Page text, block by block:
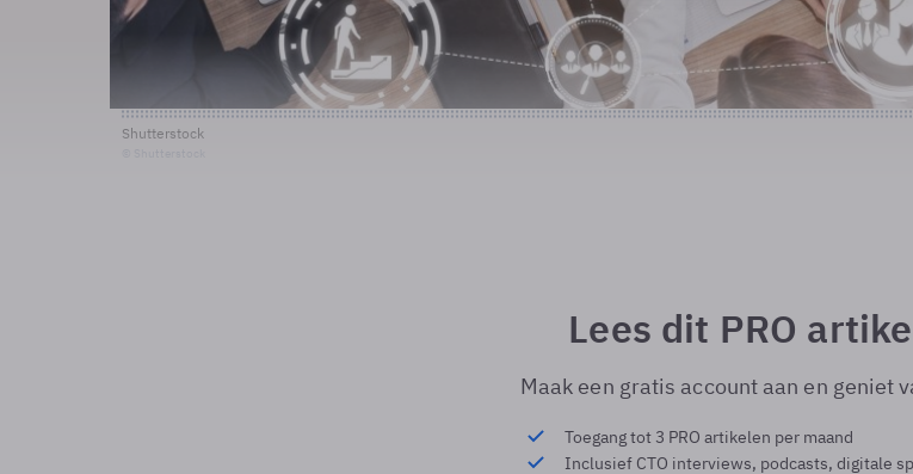
Shutterstock
Lees dit PRO
Maak een gratis account aan en geniet
Toegang tot 3 PRO artikelen per maand
Inclusief CTO interviews, podcasts, digitale